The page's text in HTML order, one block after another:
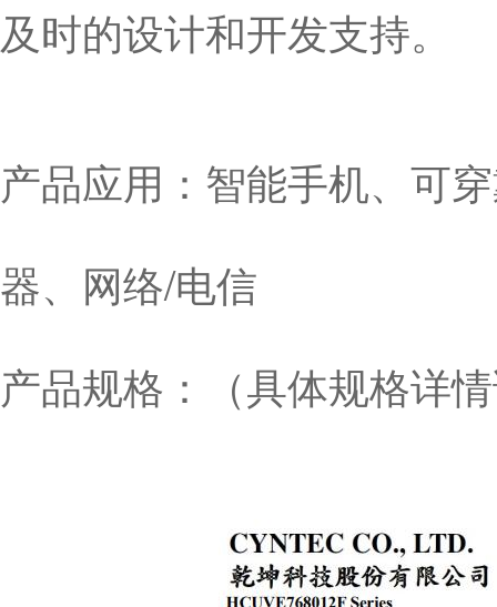
及时的设计和开发支持。
产品应用：智能手机、可
器、网络/电信
产品规格：（具体规格详